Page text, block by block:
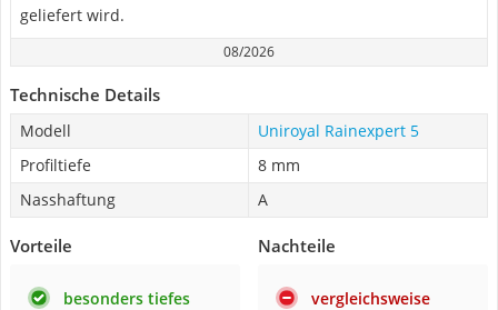
geliefert wird.
08/2026
Technische Details
Modell
Uniroyal Rainexpert 5
Profiltiefe
8 mm
Nasshaftung
A
Vorteile
besonders tiefes
Nachteile
vergleichsweise